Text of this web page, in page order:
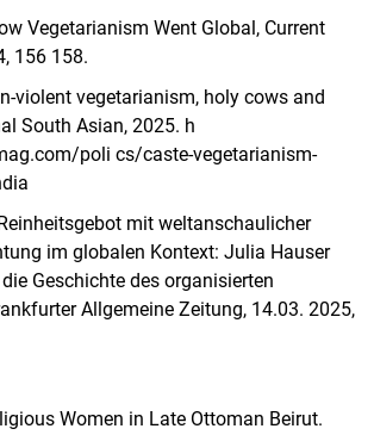
Vegetarianism Went Global, Current
156 158.
violent vegetarianism, holy cows and
South Asian, 2025. h
poli cs/caste-vegetarianism-
mit weltanschaulicher
im globalen Kontext: Julia Hauser
Geschichte des organisierten
Allgemeine Zeitung, 14.03. 2025,
Women in Late Ottoman Beirut.